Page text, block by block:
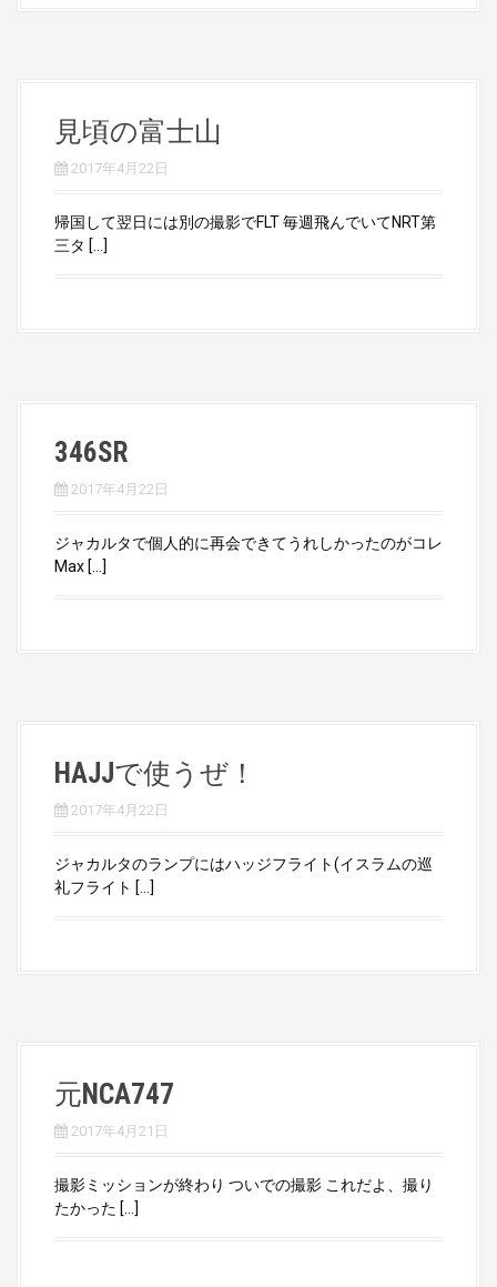
見頃の富士山
2017年4月22日
帰国して翌日には別の撮影でFLT 毎週飛んでいてNRT第
三タ […]
346SR
2017年4月22日
ジャカルタで個人的に再会できてうれしかったのがコレ
Max […]
HAJJで使うぜ！
2017年4月22日
ジャカルタのランプにはハッジフライト(イスラムの巡
礼フライト […]
元NCA747
2017年4月21日
撮影ミッションが終わり ついでの撮影 これだよ、撮り
たかった […]